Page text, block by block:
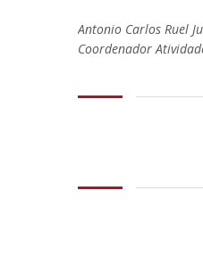
Antonio Carlos Ruel
Coordenador